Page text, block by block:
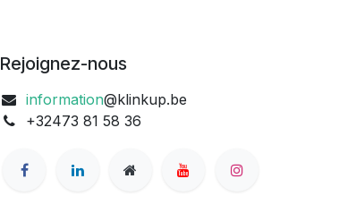
Rejoignez-nous
information@klinkup.be
+32473 81 58 36